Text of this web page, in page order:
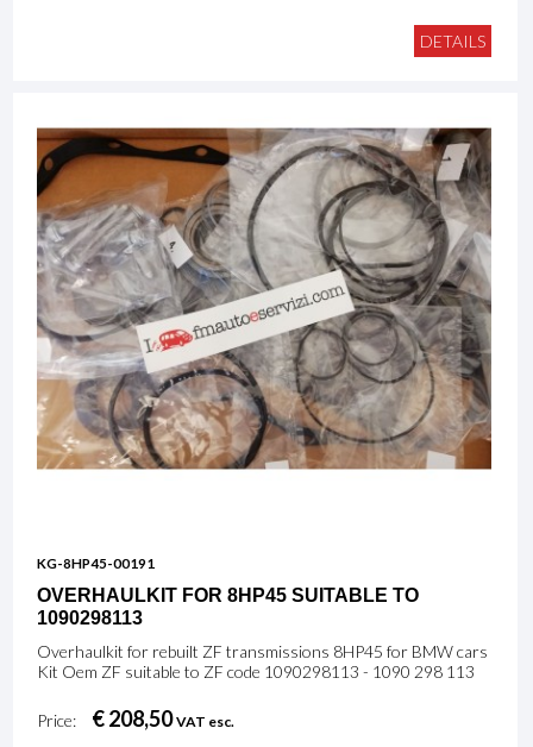
DETAILS
KG-8HP45-00191
OVERHAULKIT FOR 8HP45 SUITABLE TO
1090298113
Overhaulkit for rebuilt ZF transmissions 8HP45 for BMW cars
Kit Oem ZF suitable to ZF code 1090298113 - 1090 298 113
Price: € 208,50VAT esc.